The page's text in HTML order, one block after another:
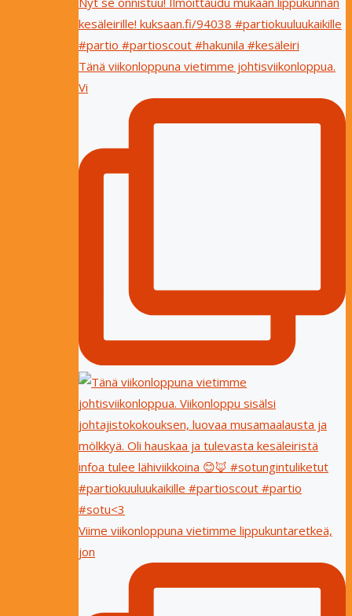
Tänä viikonloppuna vietimme johtisviikonloppua.
Vi
Viime viikonloppuna vietimme lippukuntaretkeä,
jon